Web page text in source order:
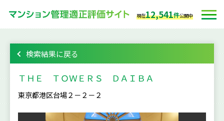
現在12,541件公開中
検索結果に戻る
ＴＨＥ ＴＯＷＥＲＳ ＤＡＩＢＡ
東京都港区台場２－２－２